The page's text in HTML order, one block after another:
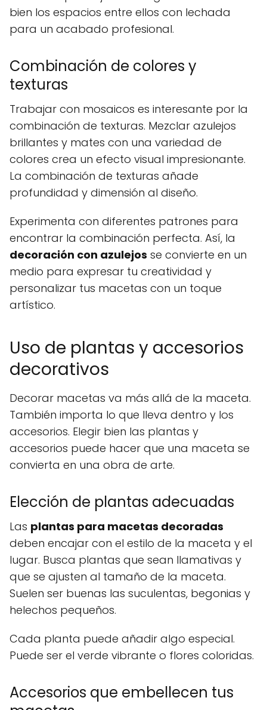
bien los espacios entre ellos con lechada
para un acabado profesional.
Combinación de colores y
texturas
Trabajar con mosaicos es interesante por la
combinación de texturas. Mezclar azulejos
brillantes y mates con una variedad de
colores crea un efecto visual impresionante.
La combinación de texturas añade
profundidad y dimensión al diseño.
Experimenta con diferentes patrones para
encontrar la combinación perfecta. Así, la
decoración con azulejos se convierte en un
medio para expresar tu creatividad y
personalizar tus macetas con un toque
artístico.
Uso de plantas y accesorios
decorativos
Decorar macetas va más allá de la maceta.
También importa lo que lleva dentro y los
accesorios. Elegir bien las plantas y
accesorios puede hacer que una maceta se
convierta en una obra de arte.
Elección de plantas adecuadas
Las plantas para macetas decoradas
deben encajar con el estilo de la maceta y el
lugar. Busca plantas que sean llamativas y
que se ajusten al tamaño de la maceta.
Suelen ser buenas las suculentas, begonias y
helechos pequeños.
Cada planta puede añadir algo especial.
Puede ser el verde vibrante o flores coloridas.
Accesorios que embellecen tus